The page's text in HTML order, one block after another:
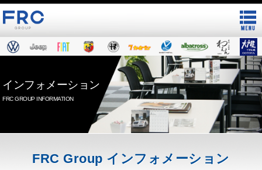
インフォメーション
FRC GROUP INFORMATION
FRC Group インフォメーション